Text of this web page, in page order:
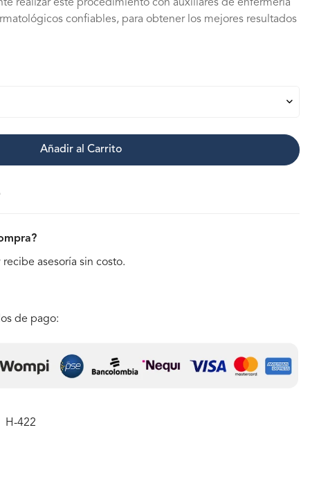
realizar este procedimiento con auxiliares de enfermería
confiables, para obtener los mejores resultados
Añadir al Carrito
asesoría sin costo.
de pago:
H-422